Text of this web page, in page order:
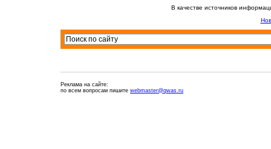
В качестве источников
Реклама на сайте:
по всем вопросам пишите webmaster@qwas.ru